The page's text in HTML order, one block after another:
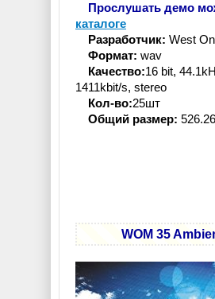
Прослушать демо
каталоге
Разработчик: West
Формат: wav
Качество:16 bit,
1411kbit/s, stereo
Кол-во:25шт
Общий размер:
WOM 35